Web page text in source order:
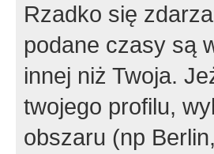
Rzadko się
podane czasy są
innej niż Twoja.
twojego profilu,
obszaru (np